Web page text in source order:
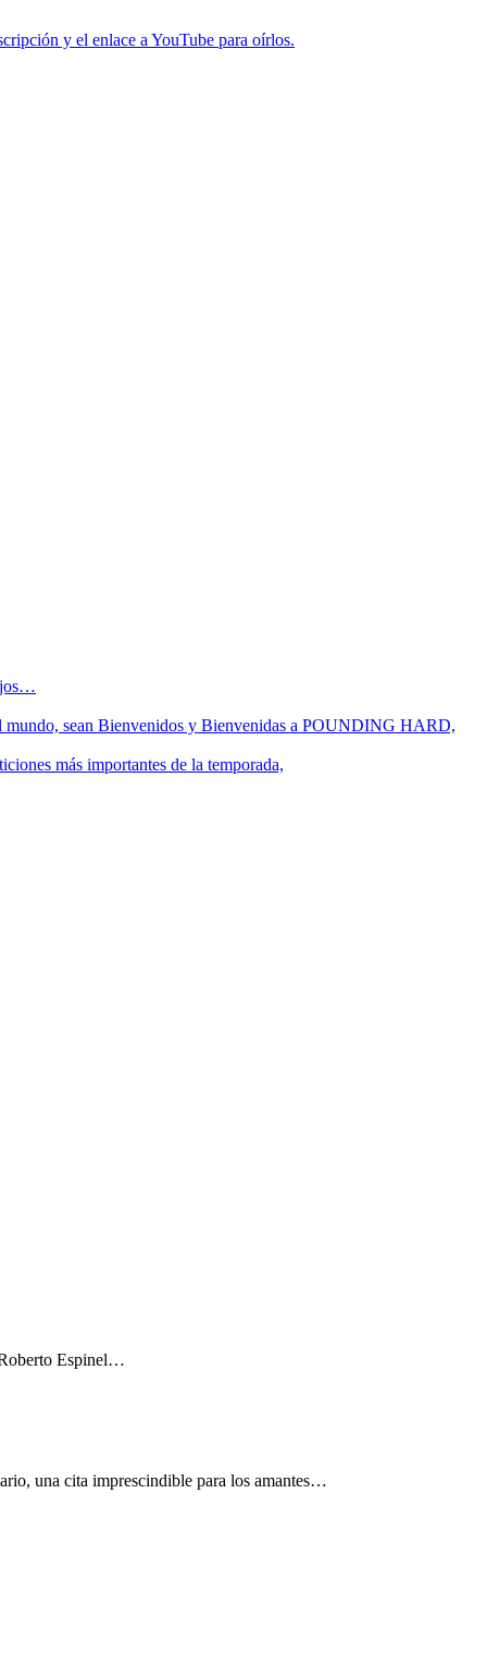
y el enlace a YouTube para oírlos.
mundo, sean Bienvenidos y Bienvenidas a POUNDING HARD,
más importantes de la temporada,
Roberto Espinel…
una cita imprescindible para los amantes…